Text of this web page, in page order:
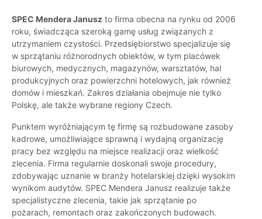
SPEC Mendera Janusz to firma obecna na rynku od 2006
roku, świadcząca szeroką gamę usług związanych z
utrzymaniem czystości. Przedsiębiorstwo specjalizuje się
w sprzątaniu różnorodnych obiektów, w tym placówek
biurowych, medycznych, magazynów, warsztatów, hal
produkcyjnych oraz powierzchni hotelowych, jak również
domów i mieszkań. Zakres działania obejmuje nie tylko
Polskę, ale także wybrane regiony Czech.
Punktem wyróżniającym tę firmę są rozbudowane zasoby
kadrowe, umożliwiające sprawną i wydajną organizację
pracy bez względu na miejsce realizacji oraz wielkość
zlecenia. Firma regularnie doskonali swoje procedury,
zdobywając uznanie w branży hotelarskiej dzięki wysokim
wynikom audytów. SPEC Mendera Janusz realizuje także
specjalistyczne zlecenia, takie jak sprzątanie po
pożarach, remontach oraz zakończonych budowach.